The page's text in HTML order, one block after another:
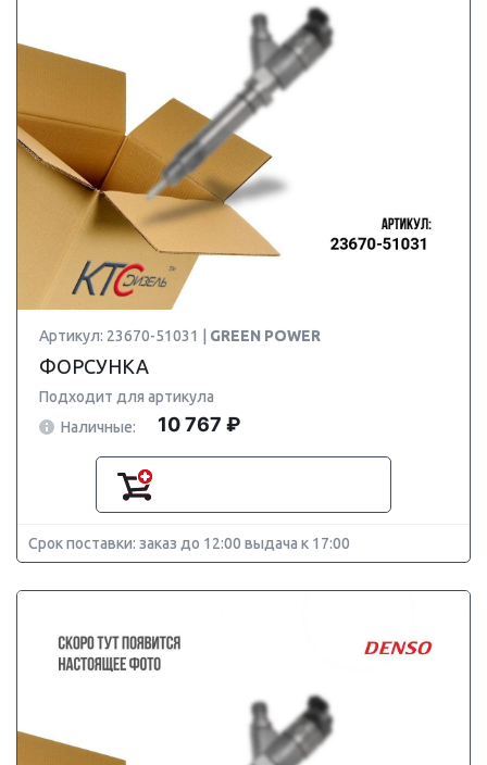
Артикул: 23670-51031 | GREEN POWER
ФОРСУНКА
Подходит для артикула
Наличные:
10 767 ₽
Срок поставки: заказ до 12:00 выдача к 17:00